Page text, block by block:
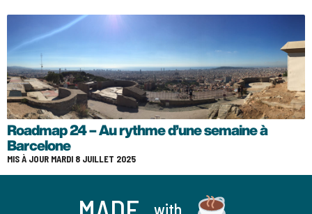
Roadmap 24 – Au rythme d’une semaine à
Barcelone
MIS À JOUR MARDI 8 JUILLET 2025
with